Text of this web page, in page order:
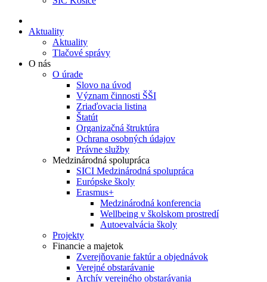
Aktuality
Aktuality
Tlačové správy
O nás
O úrade
Slovo na úvod
Význam činnosti ŠŠI
Zriaďovacia listina
Štatút
Organizačná štruktúra
Ochrana osobných údajov
Právne služby
Medzinárodná spolupráca
SICI Medzinárodná spolupráca
Európske školy
Erasmus+
Medzinárodná konferencia
Wellbeing v školskom prostredí
Autoevalvácia školy
Projekty
Financie a majetok
Zverejňovanie faktúr a objednávok
Verejné obstarávanie
Archív verejného obstarávania